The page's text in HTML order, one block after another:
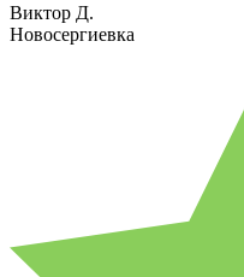
Виктор Д.
Новосергиевка